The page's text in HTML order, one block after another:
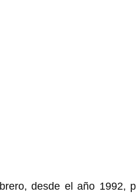
desde el año 1992,